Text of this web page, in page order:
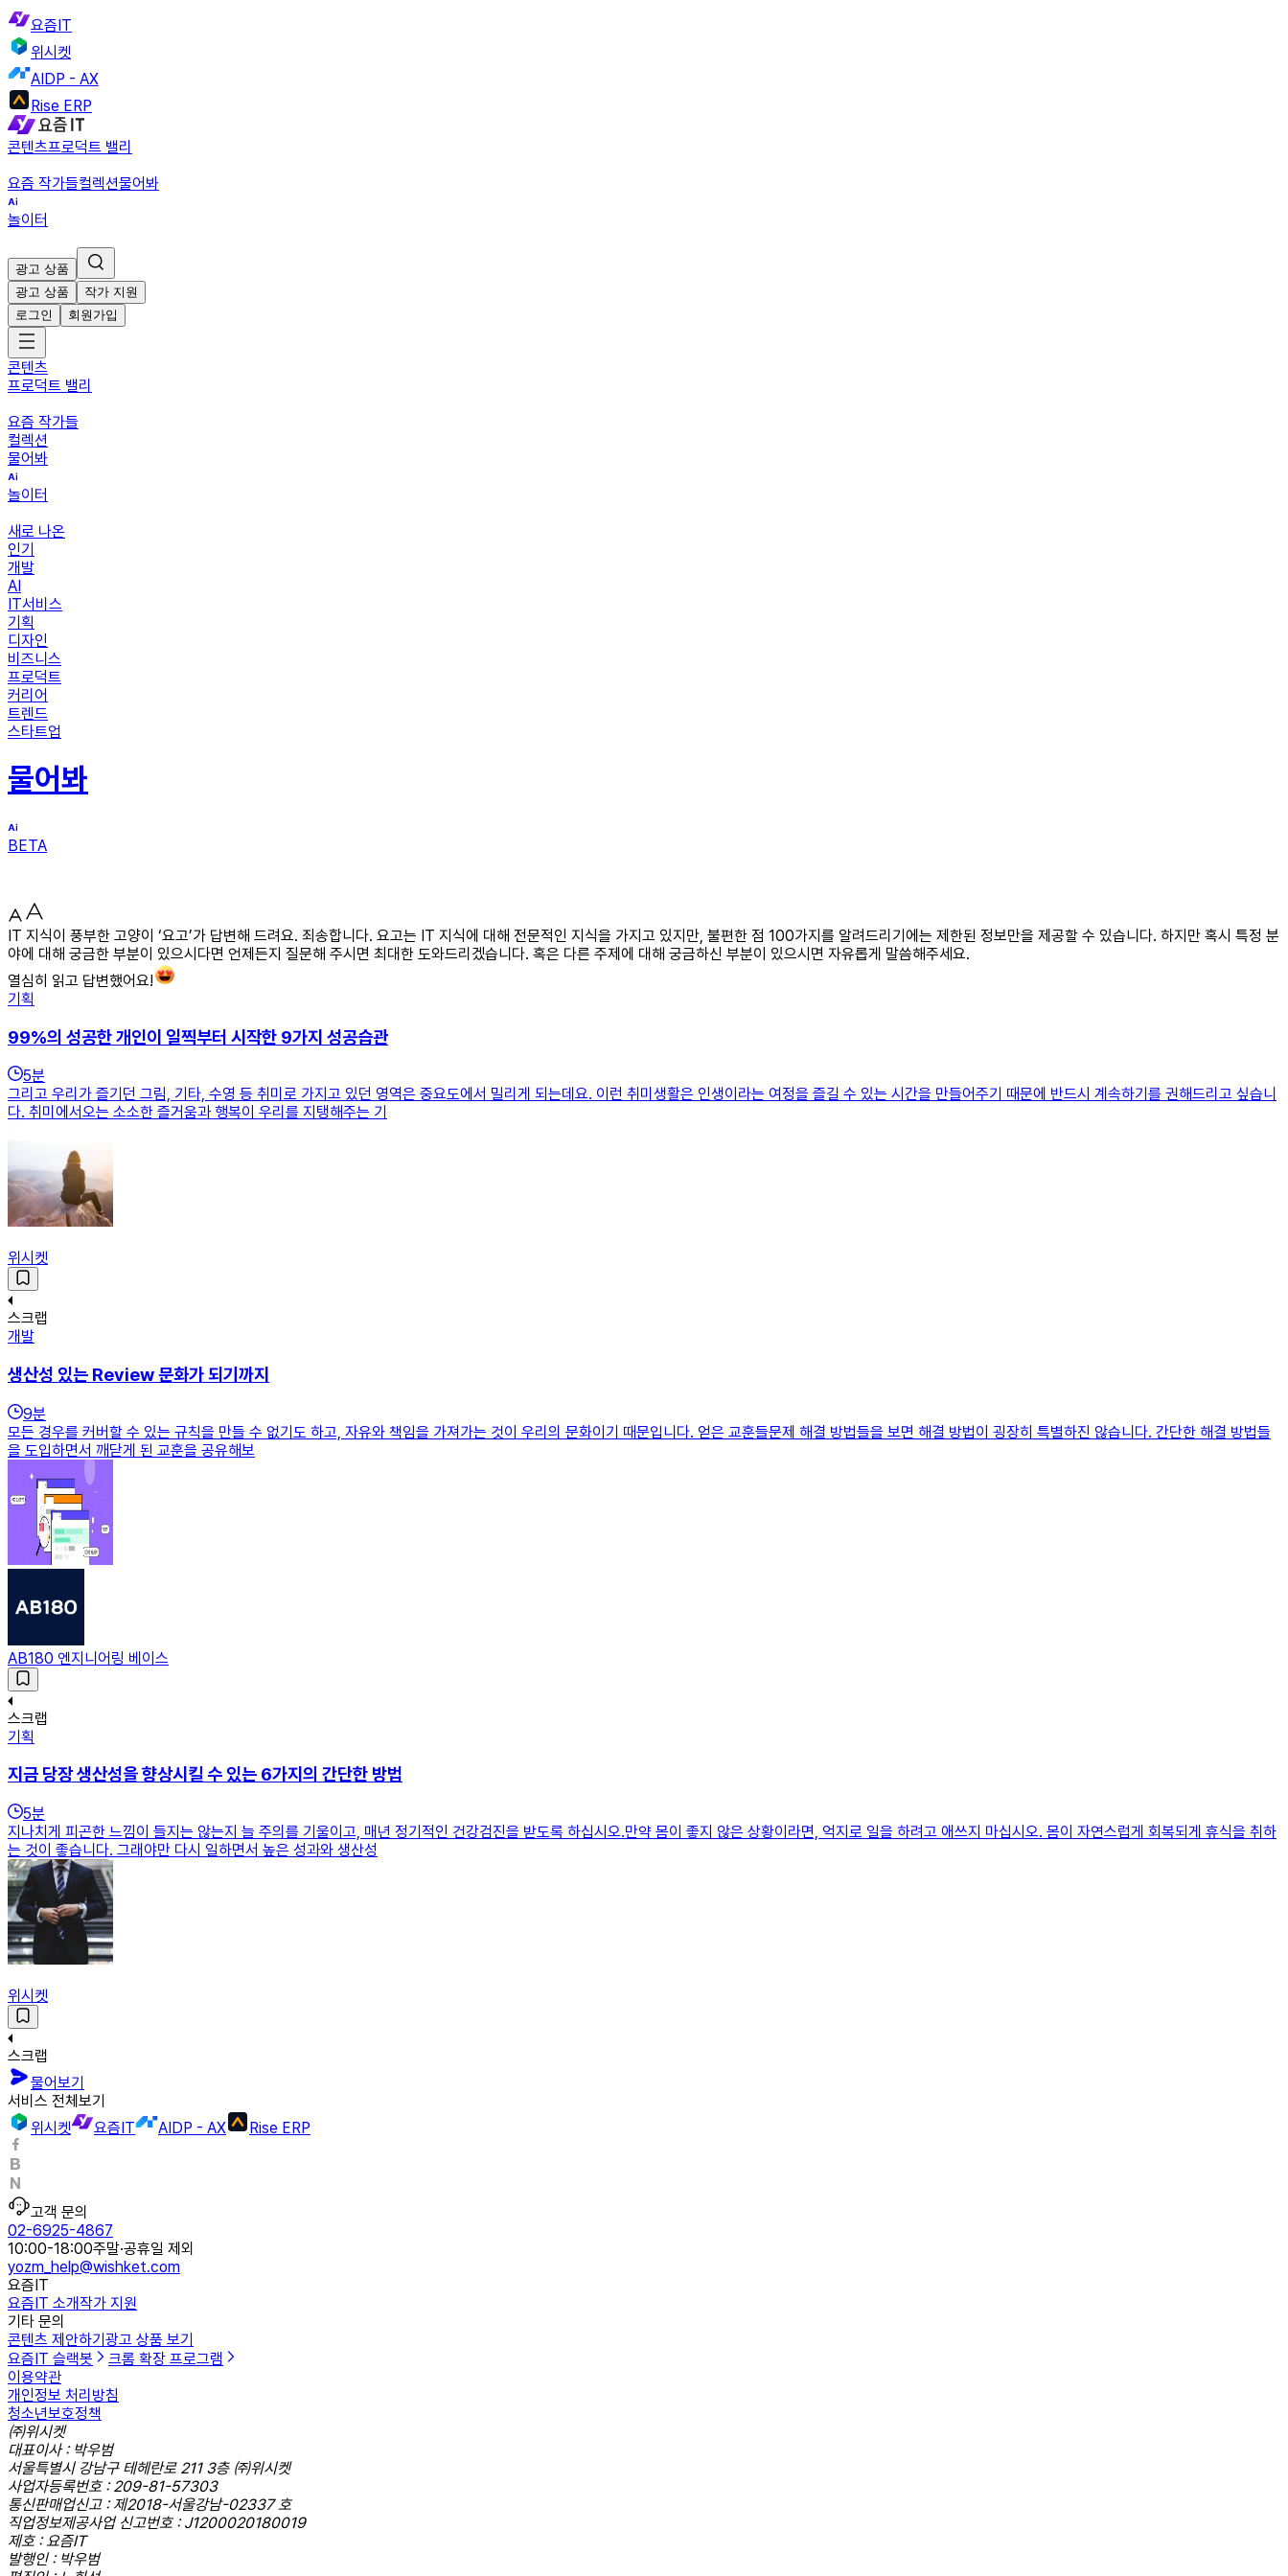
요즘IT
위시켓
AIDP - AX
Rise ERP
콘텐츠프로덕트 밸리
요즘 작가들컬렉션물어봐
놀이터
광고 상품
광고 상품
작가 지원
로그인
회원가입
콘텐츠
프로덕트 밸리
요즘 작가들
컬렉션
물어봐
놀이터
새로 나온
인기
개발
AI
IT서비스
기획
디자인
비즈니스
프로덕트
커리어
트렌드
스타트업
물어봐
BETA
IT 지식이 풍부한 고양이 ‘요고’가 답변해 드려요. 죄송합니다. 요고는 IT 지식에 대해 전문적인 지식을 가지고 있지만, 불편한 점 100가지를 알려드리기에는 제한된 정보만을 제공할 수 있습니다. 하지만 혹시 특정 분
야에 대해 궁금한 부분이 있으시다면 언제든지 질문해 주시면 최대한 도와드리겠습니다. 혹은 다른 주제에 대해 궁금하신 부분이 있으시면 자유롭게 말씀해주세요.
열심히 읽고 답변했어요!
기획
99%의 성공한 개인이 일찍부터 시작한 9가지 성공습관
5분
그리고 우리가 즐기던 그림, 기타, 수영 등 취미로 가지고 있던 영역은 중요도에서 밀리게 되는데요. 이런 취미생활은 인생이라는 여정을 즐길 수 있는 시간을 만들어주기 때문에 반드시 계속하기를 권해드리고 싶습니
다. 취미에서오는 소소한 즐거움과 행복이 우리를 지탱해주는 기
위시켓
스크랩
개발
생산성 있는 Review 문화가 되기까지
9분
모든 경우를 커버할 수 있는 규칙을 만들 수 없기도 하고, 자유와 책임을 가져가는 것이 우리의 문화이기 때문입니다. 얻은 교훈들문제 해결 방법들을 보면 해결 방법이 굉장히 특별하진 않습니다. 간단한 해결 방법들
을 도입하면서 깨닫게 된 교훈을 공유해보
AB180 엔지니어링 베이스
스크랩
기획
지금 당장 생산성을 향상시킬 수 있는 6가지의 간단한 방법
5분
지나치게 피곤한 느낌이 들지는 않는지 늘 주의를 기울이고, 매년 정기적인 건강검진을 받도록 하십시오.만약 몸이 좋지 않은 상황이라면, 억지로 일을 하려고 애쓰지 마십시오. 몸이 자연스럽게 회복되게 휴식을 취하
는 것이 좋습니다. 그래야만 다시 일하면서 높은 성과와 생산성
위시켓
스크랩
물어보기
서비스 전체보기
위시켓
요즘IT AIDP - AX Rise ERP
고객 문의
02-6925-4867
10:00-18:00주말·공휴일 제외
yozm_help@wishket.com
요즘IT
요즘IT 소개작가 지원
기타 문의
콘텐츠 제안하기 광고 상품 보기
요즘IT 슬랙봇
크롬 확장 프로그램
이용약관
개인정보 처리방침
청소년보호정책
㈜위시켓
대표이사 : 박우범
서울특별시 강남구 테헤란로 211 3층 ㈜위시켓
사업자등록번호 : 209-81-57303
통신판매업신고 : 제2018-서울강남-02337 호
직업정보제공사업 신고번호 : J1200020180019
제호 : 요즘IT
발행인 : 박우범